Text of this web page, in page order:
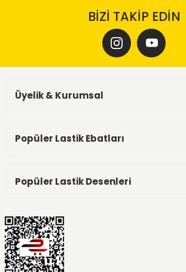
BİZİ TAKİP EDİN
Üyelik & Kurumsal
Popüler Lastik Ebatları
Popüler Lastik Desenleri